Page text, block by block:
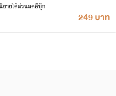
249 บาท
ยายได้ส่วนลดอีบุ๊ก